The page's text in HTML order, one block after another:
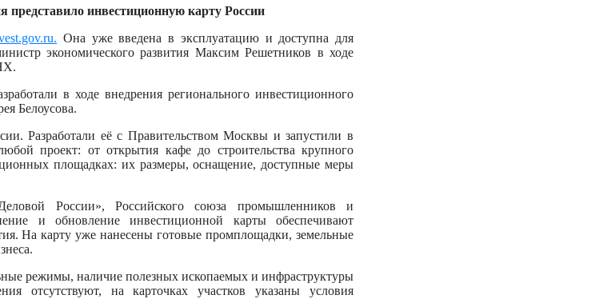
инвестиционную карту России
Она уже введена в эксплуатацию и доступна для
экономического развития Максим Решетников в ходе
в ходе внедрения регионального инвестиционного
Белоусова.
Разработали её с Правительством Москвы и запустили в
проект: от открытия кафе до строительства крупного
площадках: их размеры, оснащение, доступные меры
России», Российского союза промышленников и
и обновление инвестиционной карты обеспечивают
На карту уже нанесены готовые промплощадки, земельные
режимы, наличие полезных ископаемых и инфраструктуры
отсутствуют, на карточках участков указаны условия